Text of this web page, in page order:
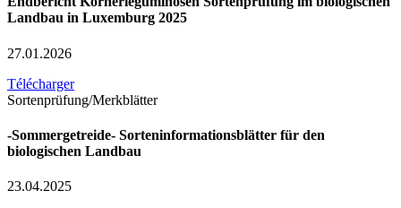
Landbau in Luxemburg 2025
27.01.2026
Télécharger
Sortenprüfung/Merkblätter
-Sommergetreide- Sorteninformationsblätter für den
biologischen Landbau
23.04.2025